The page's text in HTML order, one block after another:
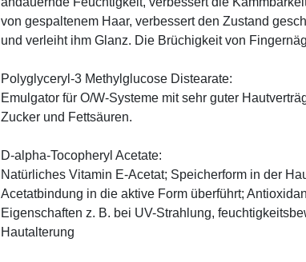
von gespaltenem Haar, verbessert den Zustand
und verleiht ihm Glanz. Die Brüchigkeit von
Polyglyceryl-3 Methylglucose Distearate:
Emulgator für O/W-Systeme mit sehr guter
Zucker und Fettsäuren.
D-alpha-Tocopheryl Acetate:
Natürliches Vitamin E-Acetat; Speicherform in der
Acetatbindung in die aktive Form überführt;
Eigenschaften z. B. bei UV-Strahlung,
Hautalterung